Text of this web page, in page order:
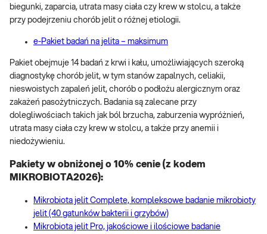
biegunki, zaparcia, utrata masy ciała czy krew w stolcu, a także
przy podejrzeniu chorób jelit o różnej etiologii.
e-Pakiet badań na jelita – maksimum
Pakiet obejmuje 14 badań z krwi i kału, umożliwiających szeroką
diagnostykę chorób jelit, w tym stanów zapalnych, celiakii,
nieswoistych zapaleń jelit, chorób o podłożu alergicznym oraz
zakażeń pasożytniczych. Badania są zalecane przy
dolegliwościach takich jak ból brzucha, zaburzenia wypróżnień,
utrata masy ciała czy krew w stolcu, a także przy anemii i
niedożywieniu.
Pakiety w obniżonej o 10% cenie (z kodem
MIKROBIOTA2026):
Mikrobiota jelit Complete, kompleksowe badanie mikrobioty
jelit (40 gatunków bakterii i grzybów)
Mikrobiota jelit Pro, jakościowe i ilościowe badanie